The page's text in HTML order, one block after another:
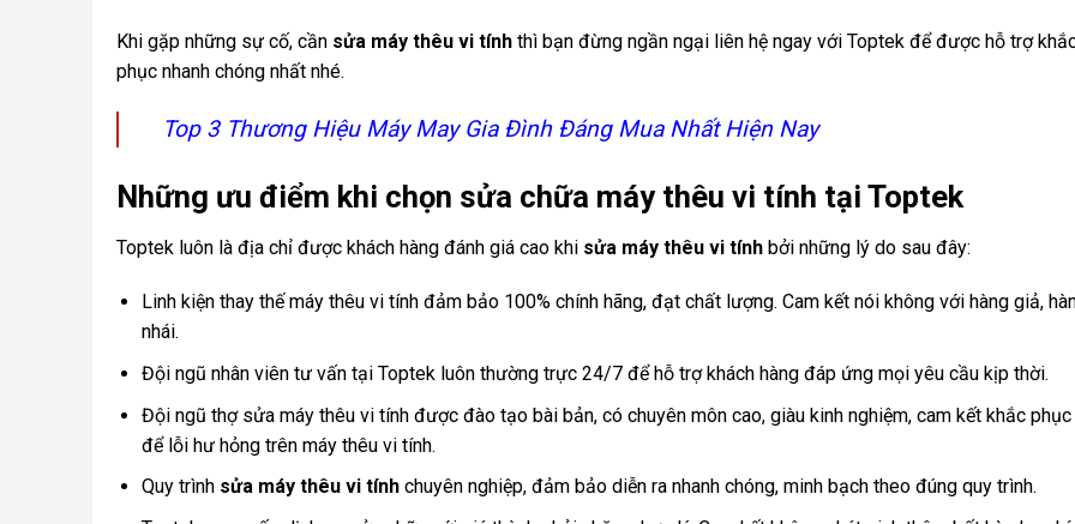
Khi gặp những sự cố, cần sửa máy thêu vi tính thì bạn đừng ngần ngại liên hệ ngay với Toptek để được hỗ trợ
phục nhanh chóng nhất nhé.
Top 3 Thương Hiệu Máy May Gia Đình Đáng Mua Nhất Hiện Nay
Những ưu điểm khi chọn sửa chữa máy thêu vi tính tại Toptek
Toptek luôn là địa chỉ được khách hàng đánh giá cao khi sửa máy thêu vi tính bởi những lý do sau đây:
Linh kiện thay thế máy thêu vi tính đảm bảo 100% chính hãng, đạt chất lượng. Cam kết nói không với hàng giả,
nhái.
Đội ngũ nhân viên tư vấn tại Toptek luôn thường trực 24/7 để hỗ trợ khách hàng đáp ứng mọi yêu cầu kịp thời.
Đội ngũ thợ sửa máy thêu vi tính được đào tạo bài bản, có chuyên môn cao, giàu kinh nghiệm, cam kết khắc
để lỗi hư hỏng trên máy thêu vi tính.
Quy trình sửa máy thêu vi tính chuyên nghiệp, đảm bảo diễn ra nhanh chóng, minh bạch theo đúng quy trình.